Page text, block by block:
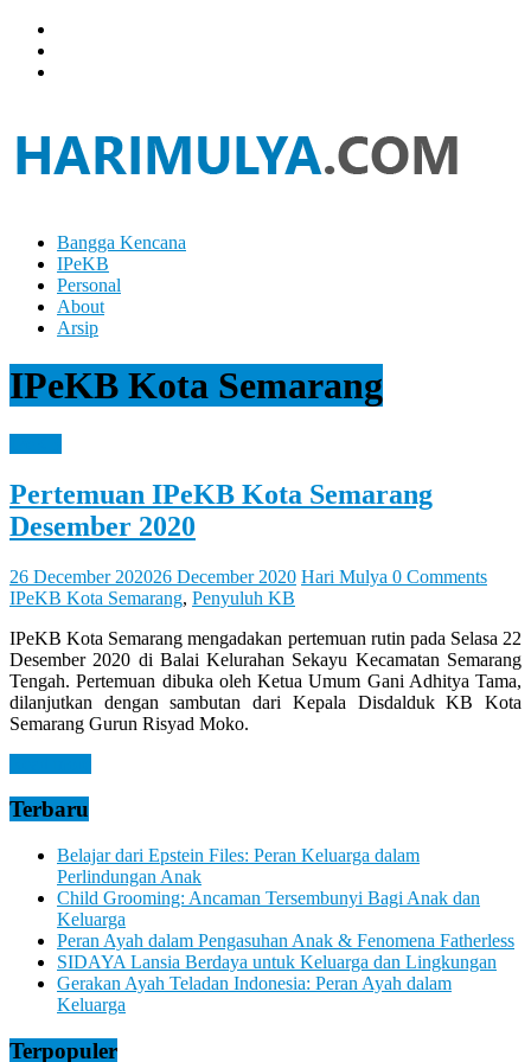
Skip
content
Hari
Mulya
Brain
Can
Analyze
Right
Brain
Let
Feel
It
Bangga Kencana
IPeKB
Personal
About
Arsip
IPeKB Kota Semarang
Pertemuan IPeKB Kota Semarang
Desember 2020
26 December 202026 December 2020 Hari Mulya 0 Comments
IPeKB Kota Semarang, Penyuluh KB
IPeKB Kota Semarang mengadakan pertemuan rutin pada Selasa 22
Desember 2020 di Balai Kelurahan Sekayu Kecamatan Semarang
Tengah. Pertemuan dibuka oleh Ketua Umum Gani Adhitya Tama,
dilanjutkan dengan sambutan dari Kepala Disdalduk KB Kota
Semarang Gurun Risyad Moko.
Terbaru
Belajar dari Epstein Files: Peran Keluarga dalam
Perlindungan Anak
Child Grooming: Ancaman Tersembunyi Bagi Anak dan
Keluarga
Peran Ayah dalam Pengasuhan Anak & Fenomena Fatherless
SIDAYA Lansia Berdaya untuk Keluarga dan Lingkungan
Gerakan Ayah Teladan Indonesia: Peran Ayah dalam
Keluarga
Terpopuler